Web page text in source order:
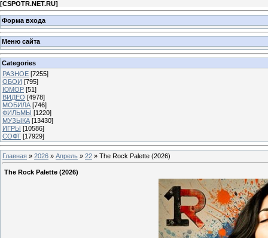
[CSPOTR.NET.RU]
Форма входа
Меню сайта
Categories
РАЗНОЕ [7255]
ОБОИ [795]
ЮМОР [51]
ВИДЕО [4978]
МОБИЛА [746]
ФИЛЬМЫ [1220]
МУЗЫКА [13430]
ИГРЫ [10586]
СОФТ [17929]
Главная » 2026 » Апрель » 22 » The Rock Palette (2026)
The Rock Palette (2026)